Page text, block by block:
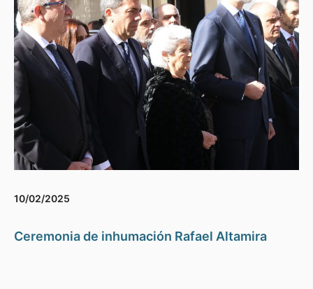
10/02/2025
Ceremonia de inhumación Rafael Altamira